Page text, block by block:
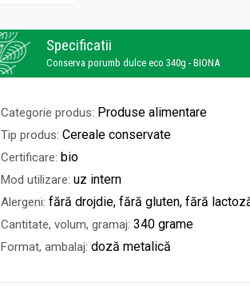
Specificatii
Conserva porumb dulce eco 340g - BIONA
Categorie produs: Produse alimentare
Tip produs: Cereale conservate
Certificare: bio
Mod utilizare: uz intern
Alergeni: fără drojdie, fără gluten, fără
Cantitate, volum, gramaj: 340 grame
Format, ambalaj: doză metalică